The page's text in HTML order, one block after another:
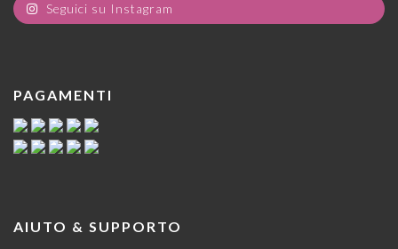
Seguici su Instagram
PAGAMENTI
AIUTO & SUPPORTO